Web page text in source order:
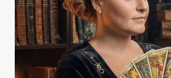
Karty, astrologie,
psychomagie. Vysoká
Baví mne taje lidské duše a tím
čtyřicet let. I když hovořím
německy, polsky a domluvím se